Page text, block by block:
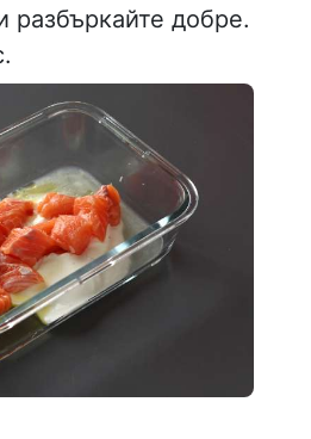
разбъркайте добре.